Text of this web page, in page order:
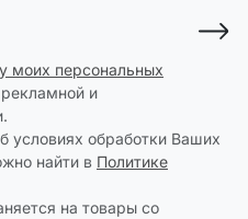
моих персональных
и
обработки Ваших
найти в Политике
на товары со